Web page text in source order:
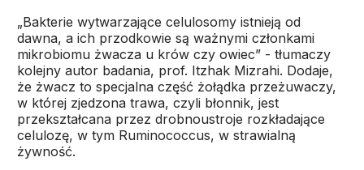
„Bakterie wytwarzające celulosomy istnieją od
dawna, a ich przodkowie są ważnymi członkami
mikrobiomu żwacza u krów czy owiec” - tłumaczy
kolejny autor badania, prof. Itzhak Mizrahi. Dodaje,
że żwacz to specjalna część żołądka przeżuwaczy,
w której zjedzona trawa, czyli błonnik, jest
przekształcana przez drobnoustroje rozkładające
celulozę, w tym Ruminococcus, w strawialną
żywność.